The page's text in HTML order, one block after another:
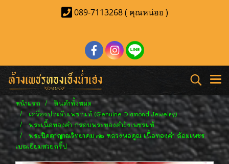
089-7113268 ( คุณหน่อย )
หน้าแรก
สินค้าทั้งหมด
เครื่องประดับเพชรแท้ (Genuine Diamond Jewelry)
พระเนื้อทองคำ กรอบพระทองคำฝังเพชรแท้
พระปิดตาญาณวิทยาคม ๗๒ หลวงพ่อคูณ เนื้อทองคำ ล้อมเพชร
เบลเยี่ยมสวยกริ๊ป